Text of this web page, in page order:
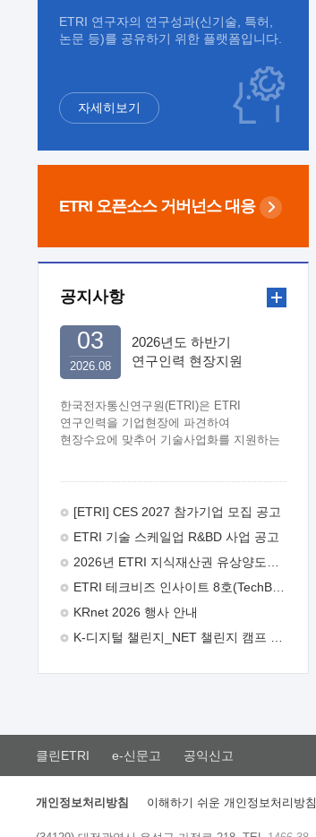
ETRI 연구자의 연구성과(신기술, 특허,
논문 등)를 공유하기 위한 플랫폼입니다.
자세히보기
ETRI 오픈소스 거버넌스 대응
공지사항
2026년도 하반기
연구인력 현장지원
한국전자통신연구원(ETRI)은 ETRI
연구인력을 기업현장에 파견하여
현장수요에 맞추어 기술사업화를 지원하는
주시기 바랍니다. 2026년 8월
추진목적: ETRI 인력을 기업현장에 파견.
기술지원을 실시함으로써 ETRI 개발기술의
극대화하고, 지원기업을 강견기업으로
육성하고자 함.  신청자격: ETRI
ETRI 창업/연구소기업, 기술이전/출자기업
(2 ~ 3년차) 연봉의 40%  추진일정(1)
희망기업 신청/접수(2)희망인력-희망기업
매칭(3)현장조사/ 선정(심의)(4)협약체결
26일 9월초순 9월 중순 10월 이후*
2026.08
03
[ETRI] CES 2027 참가기업 모집 공고
ETRI 기술 스케일업 R&BD 사업 공고
ETRI 테크비즈 인사이트 8호(TechBiz Insight Vol.8) 발간
KRnet 2026 행사 안내
클린ETRI e-신문고 공익신고
개인정보처리방침 이해하기 쉬운 개인정보처리방침